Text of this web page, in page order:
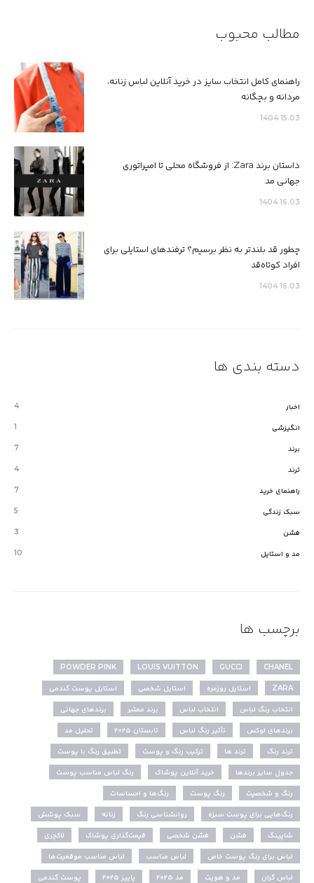
مطالب محبوب
راهنمای کامل انتخاب سایز در خرید آنلاین لباس زنانه،
مردانه و بچگانه
15.03 1404
داستان برند Zara: از فروشگاه محلی تا امپراتوری
جهانی مد
16.03 1404
چطور قد بلندتر به نظر برسیم؟ ترفندهای استایلی برای
افراد کوتاه‌قد
16.03 1404
دسته بندی ها
اخبار 4
انگیزشی 1
برند 7
ترند 4
راهنمای خرید 7
سبک زندگی 5
فشن 3
مد و استایل 10
برچسب ها
CHANEL
GUCCI
LOUIS VUITTON
POWDER PINK
ZARA استایل روزمره استایل شخصی استایل پوست گندمی
انتخاب رنگ لباس انتخاب لباس برند معتبر برندهای جهانی
برندهای لوکس تأثیر رنگ لباس تابستان ۲۰۲۵ تحلیل مد
ترند رنگ ترند ها ترکیب رنگ و پوست تطبیق رنگ با پوست
جدول سایز برندها خرید آنلاین پوشاک رنگ لباس مناسب پوست
رنگ و شخصیت رنگ پوست رنگ‌ها و احساسات
رنگ‌هایی برای پوست سبزه روانشناسی رنگ زنانه سبک پوشش
شاپینگ فشن فشن شخصی قیمت‌گذاری پوشاک لاکچری
لباس برای رنگ پوست خاص لباس مناسب لباس مناسب موقعیت‌ها
لباس گران مد و هویت مد ۲۰۲۵ پاییز ۲۰۲۵ پوست گندمی